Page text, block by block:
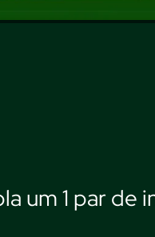
um 1 par de